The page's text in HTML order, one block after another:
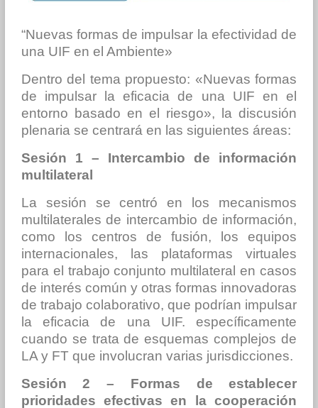
“Nuevas formas de impulsar la efectividad de
una UIF en el Ambiente»
Dentro del tema propuesto: «Nuevas formas
de impulsar la eficacia de una UIF en el
entorno basado en el riesgo», la discusión
plenaria se centrará en las siguientes áreas:
Sesión 1 – Intercambio de información
multilateral
La sesión se centró en los mecanismos
multilaterales de intercambio de información,
como los centros de fusión, los equipos
internacionales, las plataformas virtuales
para el trabajo conjunto multilateral en casos
de interés común y otras formas innovadoras
de trabajo colaborativo, que podrían impulsar
la eficacia de una UIF. específicamente
cuando se trata de esquemas complejos de
LA y FT que involucran varias jurisdicciones.
Sesión 2 – Formas de establecer
prioridades efectivas en la cooperación